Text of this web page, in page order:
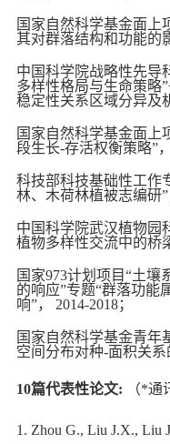
国家自然科学基金面上
其对群落结构和功能的
中国科学院战略性先导
多样性格局与生命策略
稳定性关系区域分异及
国家自然科学基金面上
段生长-存活权衡策略”，
科技部科技基础性工作
林、木荷林植被志编研”
中国科学院武汉植物园
植物多样性交流中的桥
国家973计划项目“土壤
的响应”专题“群落功能
响”，
2014-2018；
国家自然科学基金青年
空间分布对种-面积关系
10篇代表性论文: （*通
1. Zhou G., Liu J.X., Liu